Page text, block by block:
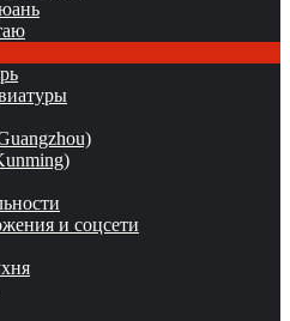
и соцсети